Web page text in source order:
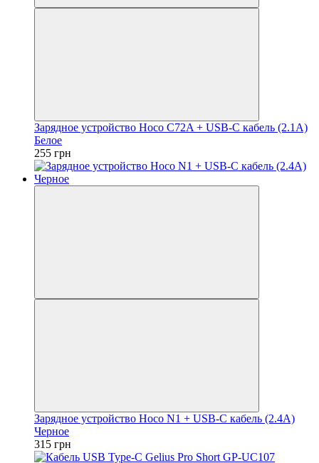
Зарядное устройство Hoco C72A + USB-C кабель (2.1A)
Белое
255 грн
Зарядное устройство Hoco N1 + USB-C кабель (2.4A)
Черное
315 грн